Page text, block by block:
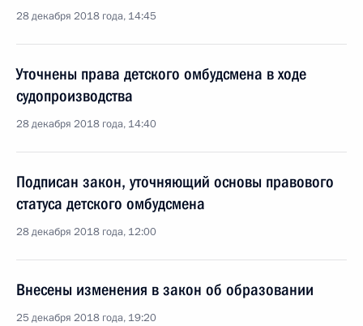
28 декабря 2018 года, 14:45
Уточнены права детского омбудсмена в ходе
судопроизводства
28 декабря 2018 года, 14:40
Подписан закон, уточняющий основы правового
статуса детского омбудсмена
28 декабря 2018 года, 12:00
Внесены изменения в закон об образовании
25 декабря 2018 года, 19:20